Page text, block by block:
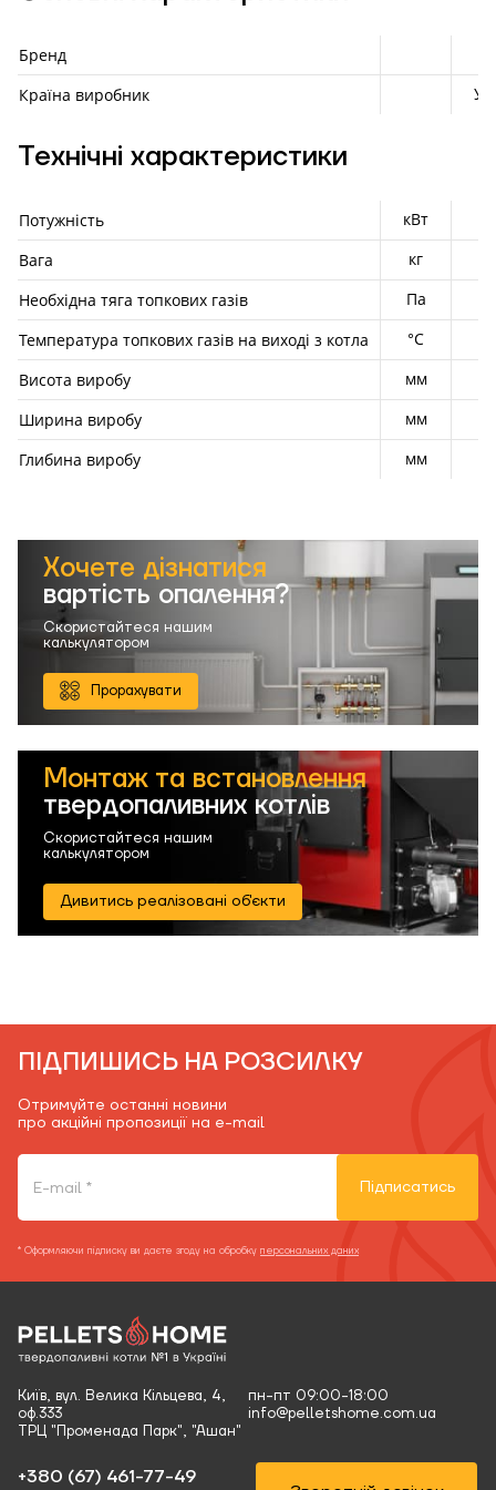
Бренд
Країна виробник
Технічні характеристики
Потужність кВт
Вага
кг
Необхідна тяга топкових газів
Па
Температура топкових газів на виході з котла
°C
Висота виробу
мм
Ширина виробу
мм
Глибина виробу
мм
Хочете дізнатися
вартість опалення?
Скористайтеся нашим
калькулятором
Прорахувати
Монтаж та встановлення
твердопаливних котлів
Скористайтеся нашим
калькулятором
Дивитись реалізовані об'єкти
ПІДПИШИСЬ НА РОЗСИЛКУ
Отримуйте останні новини
про акційні пропозиції на e-mail
Підписатись
* Оформляючи підписку ви даєте згоду на обробку персональних даних
Київ, вул. Велика Кільцева, 4,
оф.333
ТРЦ "Променада Парк", "Ашан"
пн-пт 09:00-18:00
info@pelletshome.com.ua
+380 (67) 461-77-49‬